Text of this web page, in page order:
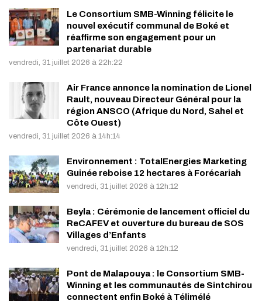
Le Consortium SMB-Winning félicite le
nouvel exécutif communal de Boké et
réaffirme son engagement pour un
partenariat durable
vendredi, 31 juillet 2026 à 22h:22
Air France annonce la nomination de Lionel
Rault, nouveau Directeur Général pour la
région ANSCO (Afrique du Nord, Sahel et
Côte Ouest)
vendredi, 31 juillet 2026 à 14h:14
Environnement : TotalEnergies Marketing
Guinée reboise 12 hectares à Forécariah
vendredi, 31 juillet 2026 à 12h:12
Beyla : Cérémonie de lancement officiel du
ReCAFEV et ouverture du bureau de SOS
Villages d’Enfants
vendredi, 31 juillet 2026 à 12h:12
Pont de Malapouya : le Consortium SMB-
Winning et les communautés de Sintchirou
connectent enfin Boké à Télimélé